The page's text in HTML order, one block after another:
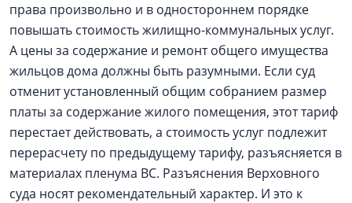
права произвольно и в одностороннем порядке
повышать стоимость жилищно-коммунальных услуг.
А цены за содержание и ремонт общего имущества
жильцов дома должны быть разумными. Если суд
отменит установленный общим собранием размер
платы за содержание жилого помещения, этот тариф
перестает действовать, а стоимость услуг подлежит
перерасчету по предыдущему тарифу, разъясняется в
материалах пленума ВС. Разъяснения Верховного
суда носят рекомендательный характер. И это к